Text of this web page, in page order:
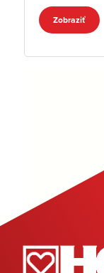
Zobraziť